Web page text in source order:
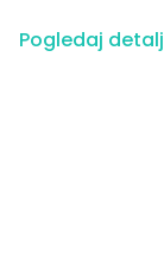
Pogledaj